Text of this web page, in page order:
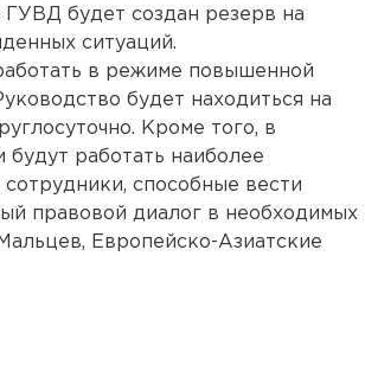
будет создан резерв на
ситуаций.
в режиме повышенной
будет находиться на
Кроме того, в
будут работать наиболее
способные вести
правовой диалог в необходимых
Европейско-Азиатские